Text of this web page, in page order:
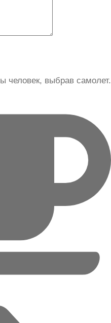
человек, выбрав самолет.